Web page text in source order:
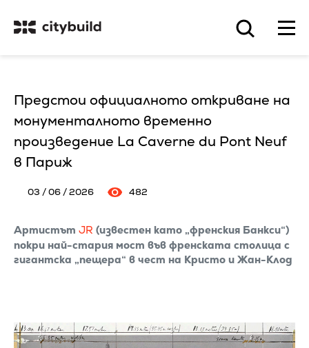
Предстои официалното откриване на
монументалното временно
произведение La Caverne du Pont Neuf
в Париж
03 / 06 / 2026 482
Артистът JR (известен като „френския Банкси“)
покри най-стария мост във френската столица с
гигантска „пещера“ в чест на Кристо и Жан-Клод